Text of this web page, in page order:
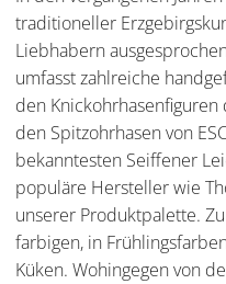
traditioneller
Liebhabern
umfasst zahlreiche
den
den Spitzohrhasen von
bekanntesten Seiffener
populäre Hersteller wie
unserer Produktpalette.
farbigen, in
Küken. Wohingegen von